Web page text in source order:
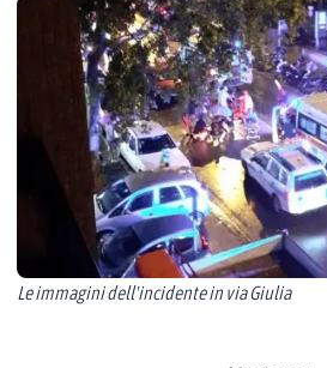
Le immagini dell'incidente in via Giulia